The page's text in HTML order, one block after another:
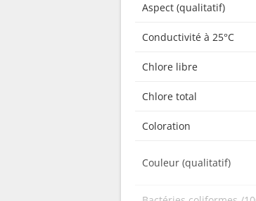
Aspect (qualitatif)
Conductivité à 25°C
Chlore libre
Chlore total
Coloration
Couleur (qualitatif)